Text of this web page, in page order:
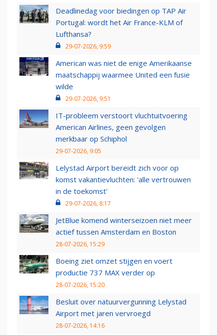
Deadlinedag voor biedingen op TAP Air
Portugal: wordt het Air France-KLM of
Lufthansa?
29-07-2026, 9:59
American was niet de enige Amerikaanse
maatschappij waarmee United een fusie
wilde
29-07-2026, 9:51
IT-probleem verstoort vluchtuitvoering
American Airlines, geen gevolgen
merkbaar op Schiphol
29-07-2026, 9:05
Lelystad Airport bereidt zich voor op
komst vakantievluchten: 'alle vertrouwen
in de toekomst'
29-07-2026, 8:17
JetBlue komend winterseizoen niet meer
actief tussen Amsterdam en Boston
28-07-2026, 15:29
Boeing ziet omzet stijgen en voert
productie 737 MAX verder op
28-07-2026, 15:20
Besluit over natuurvergunning Lelystad
Airport met jaren vervroegd
28-07-2026, 14:16